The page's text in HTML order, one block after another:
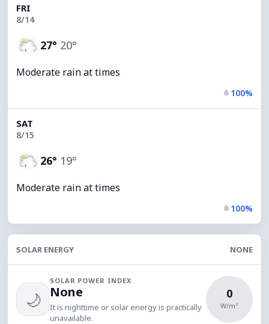
FRI
8/14
27° 20°
Moderate rain at times
100%
SAT
8/15
26° 19°
Moderate rain at times
100%
SOLAR ENERGY NONE
🌙
SOLAR POWER INDEX
None
It is nighttime or solar energy is practically
unavailable.
0
W/m²